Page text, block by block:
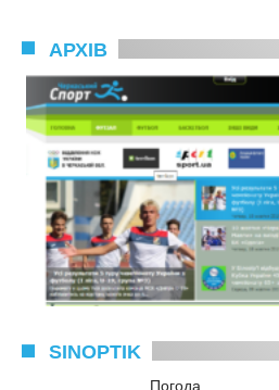
АРХІВ
SINOPTIK
Погода